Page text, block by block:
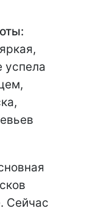
успела
Сейчас